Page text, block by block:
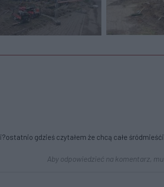
gdzieś czytałem że chcą całe
Aby odpowiedzieć na komentarz,